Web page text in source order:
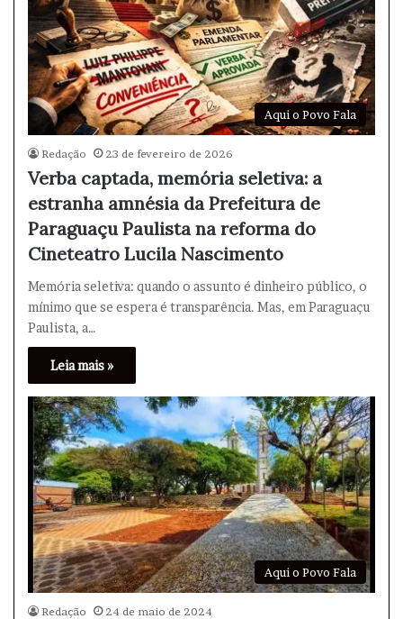
Aqui o Povo Fala
Redação 23 de fevereiro de 2026
Verba captada, memória seletiva: a
estranha amnésia da Prefeitura de
Paraguaçu Paulista na reforma do
Cineteatro Lucila Nascimento
Memória seletiva: quando o assunto é dinheiro público, o
mínimo que se espera é transparência. Mas, em Paraguaçu
Paulista, a…
Leia mais »
Aqui o Povo Fala
Redação 24 de maio de 2024